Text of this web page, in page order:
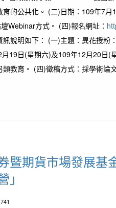
的公共化。 (二)日期：109年7
Webinar方式。 (四)報名網址：
說明如下： (一)主題：異花授粉
19日(星期六)及109年12月20日(
類教育。 (四)徵稿方式：採學術論
暨期貨市場發展基